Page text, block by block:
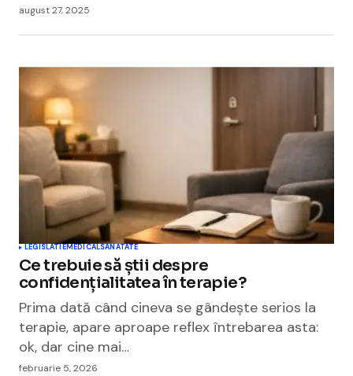
august 27, 2025
LEGISLATIEMEDICALSANATATE
Ce trebuie să știi despre
confidențialitatea în terapie?
Prima dată când cineva se gândește serios la
terapie, apare aproape reflex întrebarea asta:
ok, dar cine mai…
februarie 5, 2026